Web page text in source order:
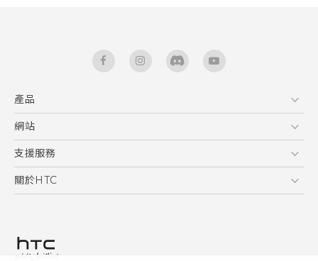
English - Quick start guide
產品
5G
區塊鍊手機
網站
HTC Dev
支援服務
服務中心
關於HTC
私隱政策